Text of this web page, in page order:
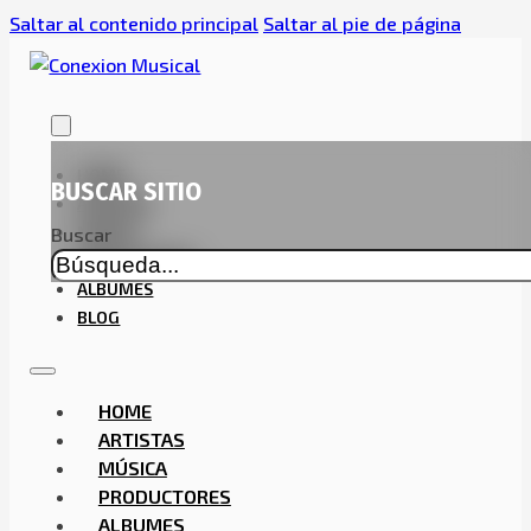
Saltar al contenido principal Saltar al pie de página
BUSCAR SITIO
Buscar
ARTISTAS
MÚSICA
PRODUCTORES
ALBUMES
BLOG
HOME
ARTISTAS
MÚSICA
PRODUCTORES
ALBUMES